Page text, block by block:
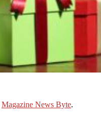
Magazine News Byte.